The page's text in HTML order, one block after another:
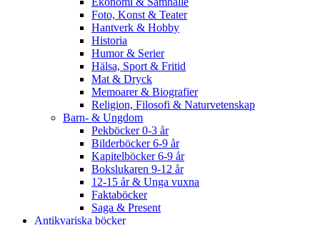
Foto, Konst & Teater
Hantverk & Hobby
Historia
Humor & Serier
Hälsa, Sport & Fritid
Mat & Dryck
Memoarer & Biografier
Religion, Filosofi & Naturvetenskap
Barn- & Ungdom
Pekböcker 0-3 år
Bilderböcker 6-9 år
Kapitelböcker 6-9 år
Bokslukaren 9-12 år
12-15 år & Unga vuxna
Faktaböcker
Saga & Present
Antikvariska böcker